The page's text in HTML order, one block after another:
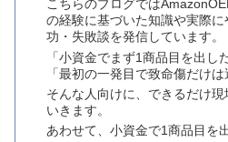
こちらのブログでは
の経験に基づいた知識や実際
功・失敗談を発信しています。
「小資金でまず1商品目を出し
「最初の一発目で致命傷だけは
そんな人向けに、できるだけ
いきます。
あわせて、小資金で1商品目を